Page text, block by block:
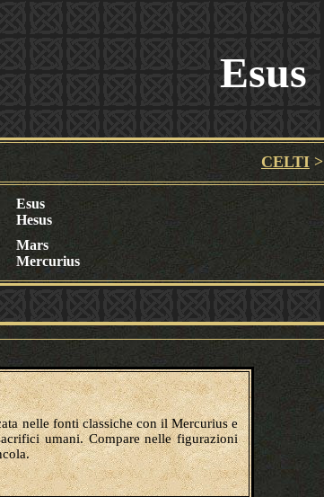
Esus
CELTI >
Esus
Hesus
Mars
Mercurius
nelle fonti classiche con il Mercurius e
umani. Compare nelle figurazioni